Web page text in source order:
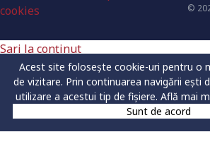
cookies
©
Sari la conținut
Deschide bara de unelte
Instrumente de accesibilitate
Micșorează textul
Acest site folosește cookie-uri pentru o
de vizitare. Prin continuarea navigării ești
utilizare a acestui tip de fișiere. Află mai
Sunt de acord